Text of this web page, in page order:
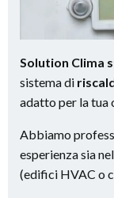
Solution Clima
sistema di
adatto per la tua
Abbiamo
esperienza sia
(edifici HVAC o